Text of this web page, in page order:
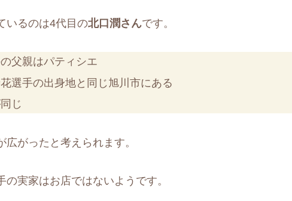
いるのは4代目の北口潤さんです。
父親はパティシエ
選手の出身地と同じ旭川市にある
じ
広がったと考えられます。
の実家はお店ではないようです。